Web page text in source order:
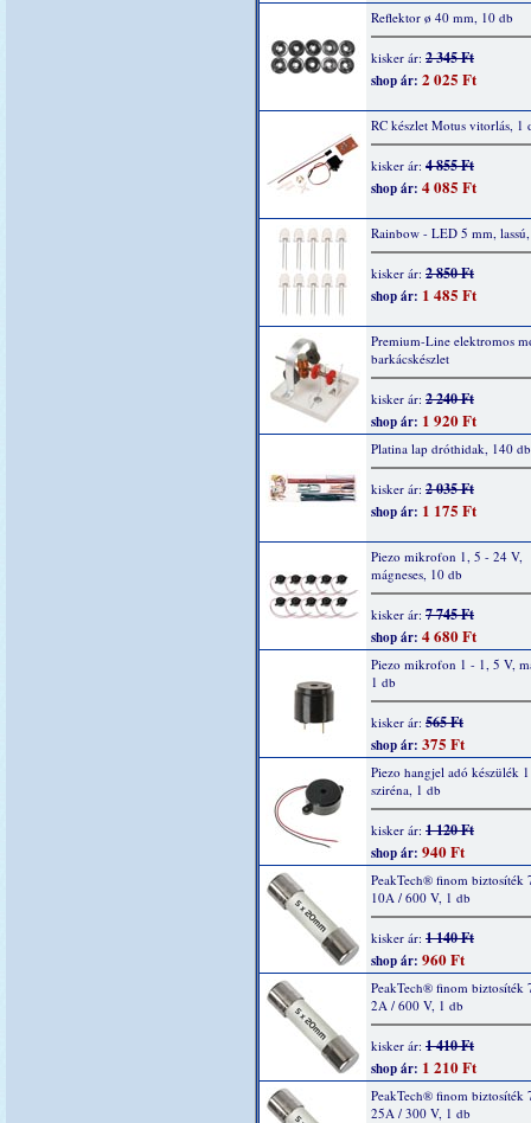
Reflektor ø 40 mm, 10 db
kisker ár: 2 345 Ft
shop ár: 2 025 Ft
RC készlet Motus vitorlás, 1
kisker ár: 4 855 Ft
shop ár: 4 085 Ft
Rainbow - LED 5 mm,
kisker ár: 2 850 Ft
shop ár: 1 485 Ft
Premium-Line elektromos
barkácskészlet
kisker ár: 2 240 Ft
shop ár: 1 920 Ft
Platina lap dróthidak, 140
kisker ár: 2 035 Ft
shop ár: 1 175 Ft
Piezo mikrofon 1, 5 - 24 V,
mágneses, 10 db
kisker ár: 7 745 Ft
shop ár: 4 680 Ft
Piezo mikrofon 1 - 1, 5 V,
1 db
kisker ár: 565 Ft
shop ár: 375 Ft
Piezo hangjel adó készülék
sziréna, 1 db
kisker ár: 1 120 Ft
shop ár: 940 Ft
PeakTech® finom biztosíték
10A / 600 V, 1 db
kisker ár: 1 140 Ft
shop ár: 960 Ft
PeakTech® finom biztosíték
2A / 600 V, 1 db
kisker ár: 1 410 Ft
shop ár: 1 210 Ft
PeakTech® finom biztosíték
25A / 300 V, 1 db